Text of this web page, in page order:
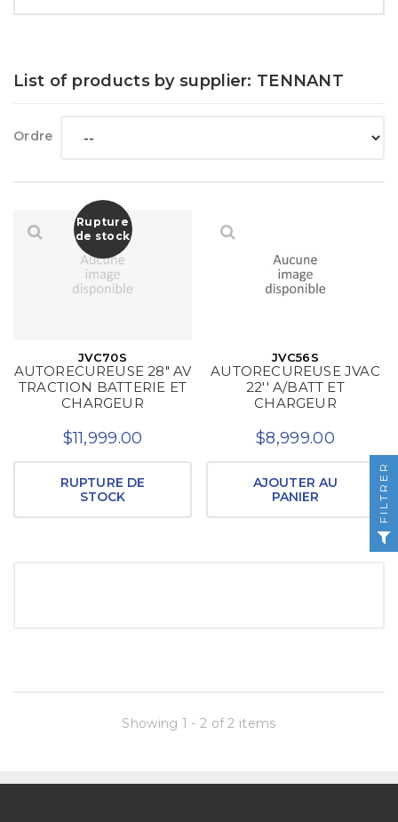
List of products by supplier: TENNANT
Ordre
Rupture
de stock
JVC70S
AUTORECUREUSE 28" AV
TRACTION BATTERIE ET
CHARGEUR
$11,999.00
RUPTURE DE
STOCK
JVC56S
AUTORECUREUSE JVAC
22'' A/BATT ET
CHARGEUR
$8,999.00
AJOUTER AU
PANIER
Showing 1 - 2 of 2 items
FILTRER